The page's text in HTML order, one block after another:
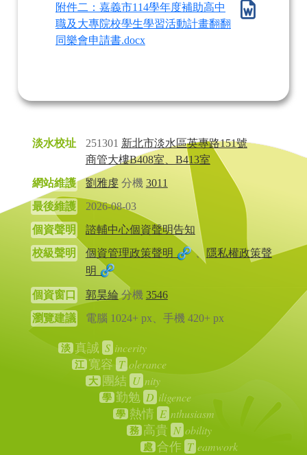
附件二：嘉義市114學年度補助高中
職及大專院校學生學習活動計畫翻翻
同樂會申請書.docx
淡水校址 251301 新北市淡水區英專路151號
商管大樓B408室、B413室
網站維護
劉雅虔分機 3011
最後維護
2026-08-03
個資聲明
諮輔中心個資聲明告知
校級聲明
個資管理政策聲明 、 隱私權政策聲
明
個資窗口 郭昊綸 分機 3546
瀏覽建議
電腦 1024+ px、手機 420+ px
淡 真誠 S incerity
江 寬容 T olerance
大 團結 U nity
學 勤勉 D iligence
學 熱情 E nthusiasm
務 高貴 N obility
處 合作 T eamwork